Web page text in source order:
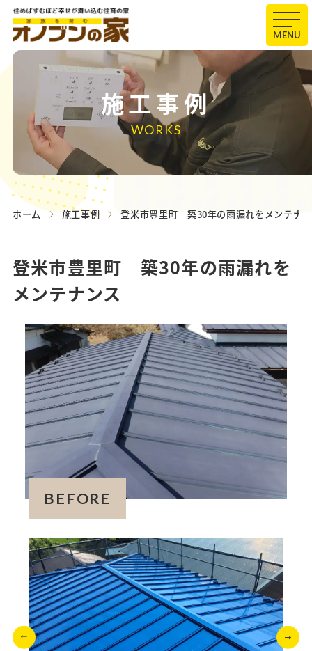
MENU
施工事例
WORKS
ホーム 施工事例 登米市豊里町 築30年の雨漏れをメンテナ
登米市豊里町 築30年の雨漏れを
メンテナンス
BEFORE